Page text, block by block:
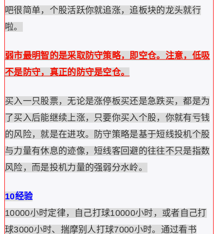
吧很简单，个股活跃你就追涨，追板块的龙头就行
啦。
弱市最明智的是采取防守策略，即空仓。注意，低吸
不是防守，真正的防守是空仓。
买入一只股票，无论是涨停板买还是急跌买，都是为
了买入后能继续上涨，只要你买入个股，你就有亏钱
的风险，就是在进攻。防守策略是基于短线投机个股
与力量有休息的迹像，短线客回避的往往不只是指数
风险，而是投机力量的强弱分水岭。
10经验
10000小时定律，自己打球10000小时，或者自己打
球3000小时、揣摩别人打球7000小时。通过看书